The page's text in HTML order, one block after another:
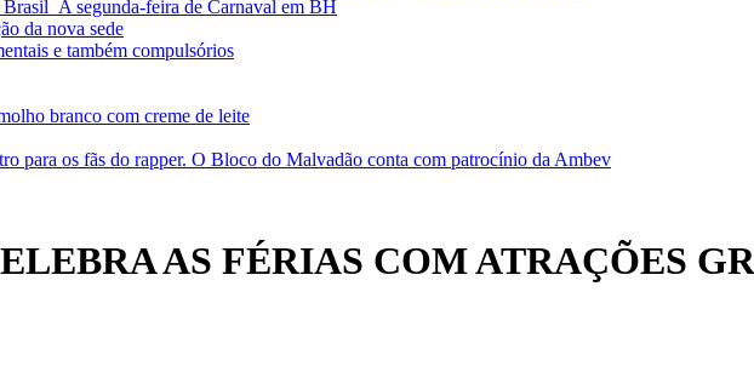
A segunda-feira de Carnaval em BH
da nova sede
e também compulsórios
branco com creme de leite
para os fãs do rapper. O Bloco do Malvadão conta com patrocínio da Ambev
AS FÉRIAS COM ATRAÇÕES